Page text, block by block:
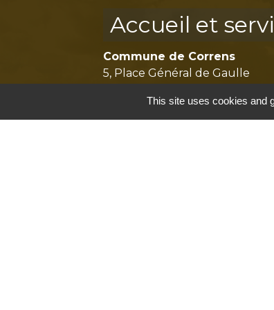
Accueil et
Commune de Correns
5, Place Général de Gaulle
+33 4 94 37 21 95
This site uses cookies and